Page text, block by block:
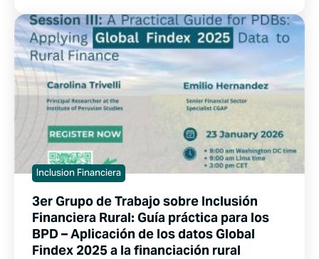
Inclusion Financiera
3er Grupo de Trabajo sobre Inclusión
Financiera Rural: Guía práctica para los
BPD – Aplicación de los datos Global
Findex 2025 a la financiación rural